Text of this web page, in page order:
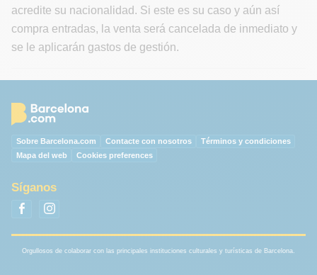
acredite su nacionalidad. Si este es su caso y aún así
compra entradas, la venta será cancelada de inmediato y
se le aplicarán gastos de gestión.
Sobre Barcelona.com Contacte con nosotros
Términos y condiciones
Mapa del web
Cookies preferences
Síganos
Orgullosos de colaborar con las principales instituciones culturales y turísticas de Barcelona.